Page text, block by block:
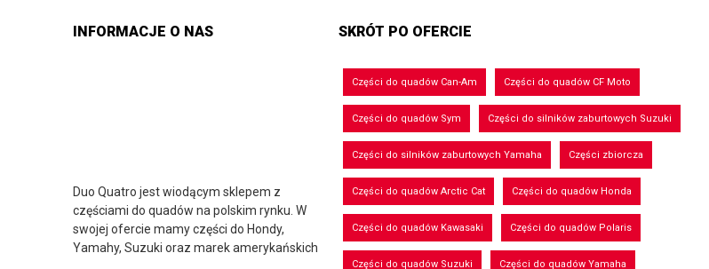
INFORMACJE O NAS
Duo Quatro jest wiodącym sklepem z
częściami do quadów na polskim rynku. W
swojej ofercie mamy części do Hondy,
Yamahy, Suzuki oraz marek amerykańskich
SKRÓT PO OFERCIE
Części do quadów Can-Am Części do quadów CF Moto
Części do quadów Sym Części do silników zaburtowych Suzuki
Części do silników zaburtowych Yamaha Części zbiorcza
Części do quadów Arctic Cat Części do quadów Honda
Części do quadów Kawasaki Części do quadów Polaris
Części do quadów Suzuki Części do quadów Yamaha